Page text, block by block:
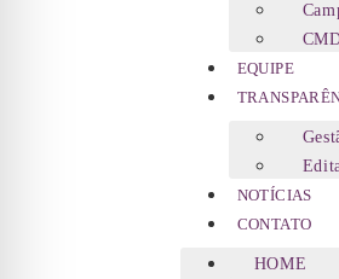
EQUIPE
NOTÍCIAS
CONTATO
HOME